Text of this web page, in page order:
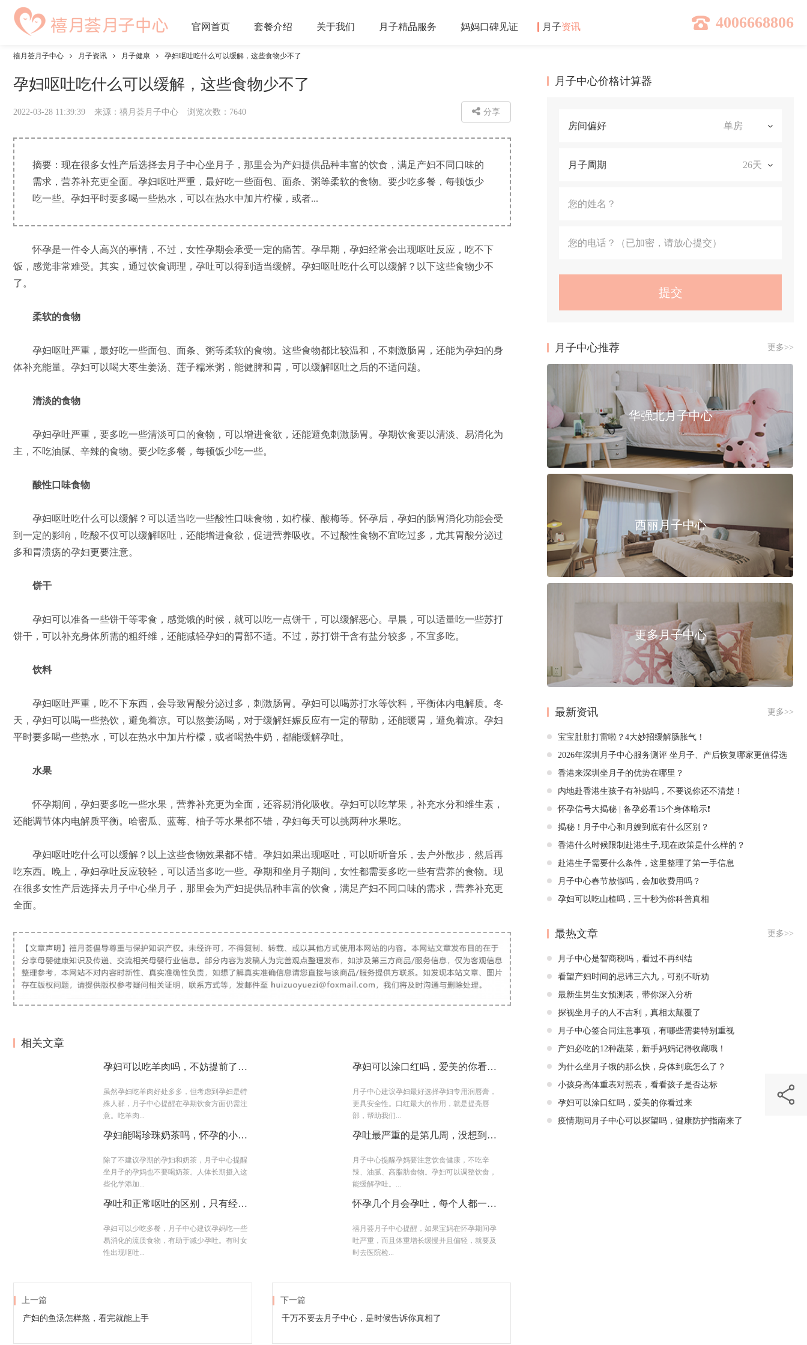
官网首页 套餐介绍 关于我们 月子精品服务 妈妈口碑见证 月子资讯 4006668806
禧月荟月子中心 月子资讯 月子健康 孕妇呕吐吃什么可以缓解，这些食物少不了
孕妇呕吐吃什么可以缓解，这些食物少不了
2022-03-28 11:39:39 来源：禧月荟月子中心 浏览次数： 7640 分享
摘要：现在很多女性产后选择去月子中心坐月子，那里会为产妇提供品种丰富的饮食，满足产妇不同口味的
需求，营养补充更全面。孕妇呕吐严重，最好吃一些面包、面条、粥等柔软的食物。要少吃多餐，每顿饭少
吃一些。孕妇平时要多喝一些热水，可以在热水中加片柠檬，或者...
怀孕是一件令人高兴的事情，不过，女性孕期会承受一定的痛苦。孕早期，孕妇经常会出现呕吐反应，吃不下
饭，感觉非常难受。其实，通过饮食调理，孕吐可以得到适当缓解。孕妇呕吐吃什么可以缓解？以下这些食物少不
了。
柔软的食物
孕妇呕吐严重，最好吃一些面包、面条、粥等柔软的食物。这些食物都比较温和，不刺激肠胃，还能为孕妇的身
体补充能量。孕妇可以喝大枣生姜汤、莲子糯米粥，能健脾和胃，可以缓解呕吐之后的不适问题。
清淡的食物
孕妇孕吐严重，要多吃一些清淡可口的食物，可以增进食欲，还能避免刺激肠胃。孕期饮食要以清淡、易消化为
主，不吃油腻、辛辣的食物。要少吃多餐，每顿饭少吃一些。
酸性口味食物
孕妇呕吐吃什么可以缓解？可以适当吃一些酸性口味食物，如柠檬、酸梅等。怀孕后，孕妇的肠胃消化功能会受
到一定的影响，吃酸不仅可以缓解呕吐，还能增进食欲，促进营养吸收。不过酸性食物不宜吃过多，尤其胃酸分泌过
多和胃溃疡的孕妇更要注意。
饼干
孕妇可以准备一些饼干等零食，感觉饿的时候，就可以吃一点饼干，可以缓解恶心。早晨，可以适量吃一些苏打
饼干，可以补充身体所需的粗纤维，还能减轻孕妇的胃部不适。不过，苏打饼干含有盐分较多，不宜多吃。
饮料
孕妇呕吐严重，吃不下东西，会导致胃酸分泌过多，刺激肠胃。孕妇可以喝苏打水等饮料，平衡体内电解质。冬
天，孕妇可以喝一些热饮，避免着凉。可以熬姜汤喝，对于缓解妊娠反应有一定的帮助，还能暖胃，避免着凉。孕妇
平时要多喝一些热水，可以在热水中加片柠檬，或者喝热牛奶，都能缓解孕吐。
水果
怀孕期间，孕妇要多吃一些水果，营养补充更为全面，还容易消化吸收。孕妇可以吃苹果，补充水分和维生素，
还能调节体内电解质平衡。哈密瓜、蓝莓、柚子等水果都不错，孕妇每天可以挑两种水果吃。
孕妇呕吐吃什么可以缓解？以上这些食物效果都不错。孕妇如果出现呕吐，可以听听音乐，去户外散步，然后再
吃东西。晚上，孕妇孕吐反应较轻，可以适当多吃一些。孕期和坐月子期间，女性都需要多吃一些有营养的食物。现
在很多女性产后选择去月子中心坐月子，那里会为产妇提供品种丰富的饮食，满足产妇不同口味的需求，营养补充更
全面。
相关文章
孕妇可以吃羊肉吗，不妨提前了解
虽然孕妇吃羊肉好处多多，但考虑到孕妇是特
殊人群，月子中心提醒在孕期饮食方面仍需注
意。吃羊肉...
孕妇可以涂口红吗，爱美的你看过
月子中心建议孕妇最好选择孕妇专用润唇膏，
更具安全性。口红最大的作用，就是提亮唇
部，帮助我们...
孕妇能喝珍珠奶茶吗，怀孕的小仙
除了不建议孕期的孕妇和奶茶，月子中心提醒
坐月子的孕妈也不要喝奶茶。人体长期摄入这
些化学添加...
孕吐最严重的是第几周，没想到
月子中心提醒孕妈要注意饮食健康，不吃辛
辣、油腻、高脂肪食物。孕妇可以调整饮食，
能缓解孕吐。...
孕吐和正常呕吐的区别，只有经历
孕妇可以少吃多餐，月子中心建议孕妈吃一些
易消化的流质食物，有助于减少孕吐。有时女
性出现呕吐...
怀孕几个月会孕吐，每个人都一样
禧月荟月子中心提醒，如果宝妈在怀孕期间孕
吐严重，而且体重增长缓慢并且偏轻，就要及
时去医院检...
上一篇
产妇的鱼汤怎样熬，看完就能上手
下一篇
千万不要去月子中心，是时候告诉你真相了
月子中心价格计算器
房间偏好
月子周期
月子中心推荐 更多>>
华强北月子中心
西丽月子中心
更多月子中心
最新资讯 更多>>
宝宝肚肚打雷啦？4大妙招缓解肠胀气！
2026年深圳月子中心服务测评 坐月子、产后恢复哪家更值得选
香港来深圳坐月子的优势在哪里？
内地赴香港生孩子有补贴吗，不要说你还不清楚！
怀孕信号大揭秘 | 备孕必看15个身体暗示❗️
揭秘！月子中心和月嫂到底有什么区别？
香港什么时候限制赴港生子,现在政策是什么样的？
赴港生子需要什么条件，这里整理了第一手信息
月子中心春节放假吗，会加收费用吗？
孕妇可以吃山楂吗，三十秒为你科普真相
最热文章 更多>>
月子中心是智商税吗，看过不再纠结
看望产妇时间的忌讳三六九，可别不听劝
最新生男生女预测表，带你深入分析
探视坐月子的人不吉利，真相太颠覆了
月子中心签合同注意事项，有哪些需要特别重视
产妇必吃的12种蔬菜，新手妈妈记得收藏哦！
为什么坐月子饿的那么快，身体到底怎么了？
小孩身高体重表对照表，看看孩子是否达标
孕妇可以涂口红吗，爱美的你看过来
疫情期间月子中心可以探望吗，健康防护指南来了